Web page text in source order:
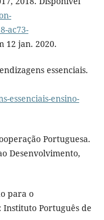
ac73-
12 jan. 2020.
essenciais.
essenciais-ensino-
Portuguesa.
Desenvolvimento,
para o
Instituto Português de